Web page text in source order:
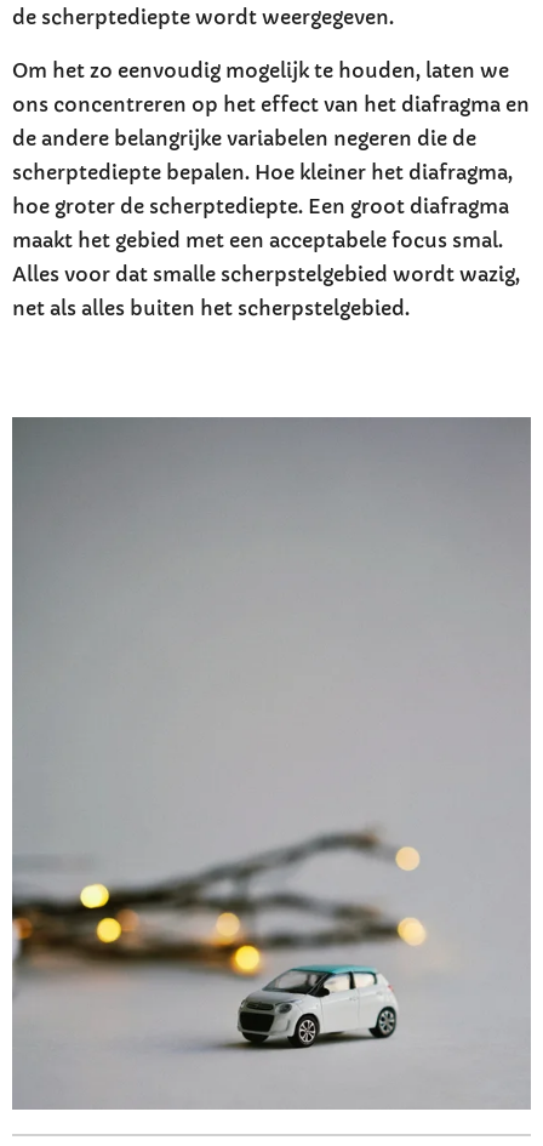
de scherptediepte wordt weergegeven.
Om het zo eenvoudig mogelijk te houden, laten we
ons concentreren op het effect van het diafragma en
de andere belangrijke variabelen negeren die de
scherptediepte bepalen. Hoe kleiner het diafragma,
hoe groter de scherptediepte. Een groot diafragma
maakt het gebied met een acceptabele focus smal.
Alles voor dat smalle scherpstelgebied wordt wazig,
net als alles buiten het scherpstelgebied.